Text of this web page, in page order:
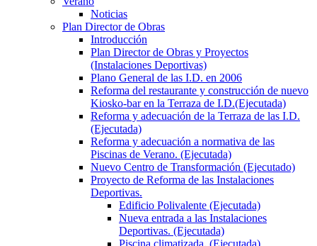
Noticias
Plan Director de Obras
Introducción
Plan Director de Obras y Proyectos
(Instalaciones Deportivas)
Plano General de las I.D. en 2006
Reforma del restaurante y construcción de nuevo
Kiosko-bar en la Terraza de I.D.(Ejecutada)
Reforma y adecuación de la Terraza de las I.D.
(Ejecutada)
Reforma y adecuación a normativa de las
Piscinas de Verano. (Ejecutada)
Nuevo Centro de Transformación (Ejecutado)
Proyecto de Reforma de las Instalaciones
Deportivas.
Edificio Polivalente (Ejecutada)
Nueva entrada a las Instalaciones
Deportivas. (Ejecutada)
Piscina climatizada. (Ejecutada)